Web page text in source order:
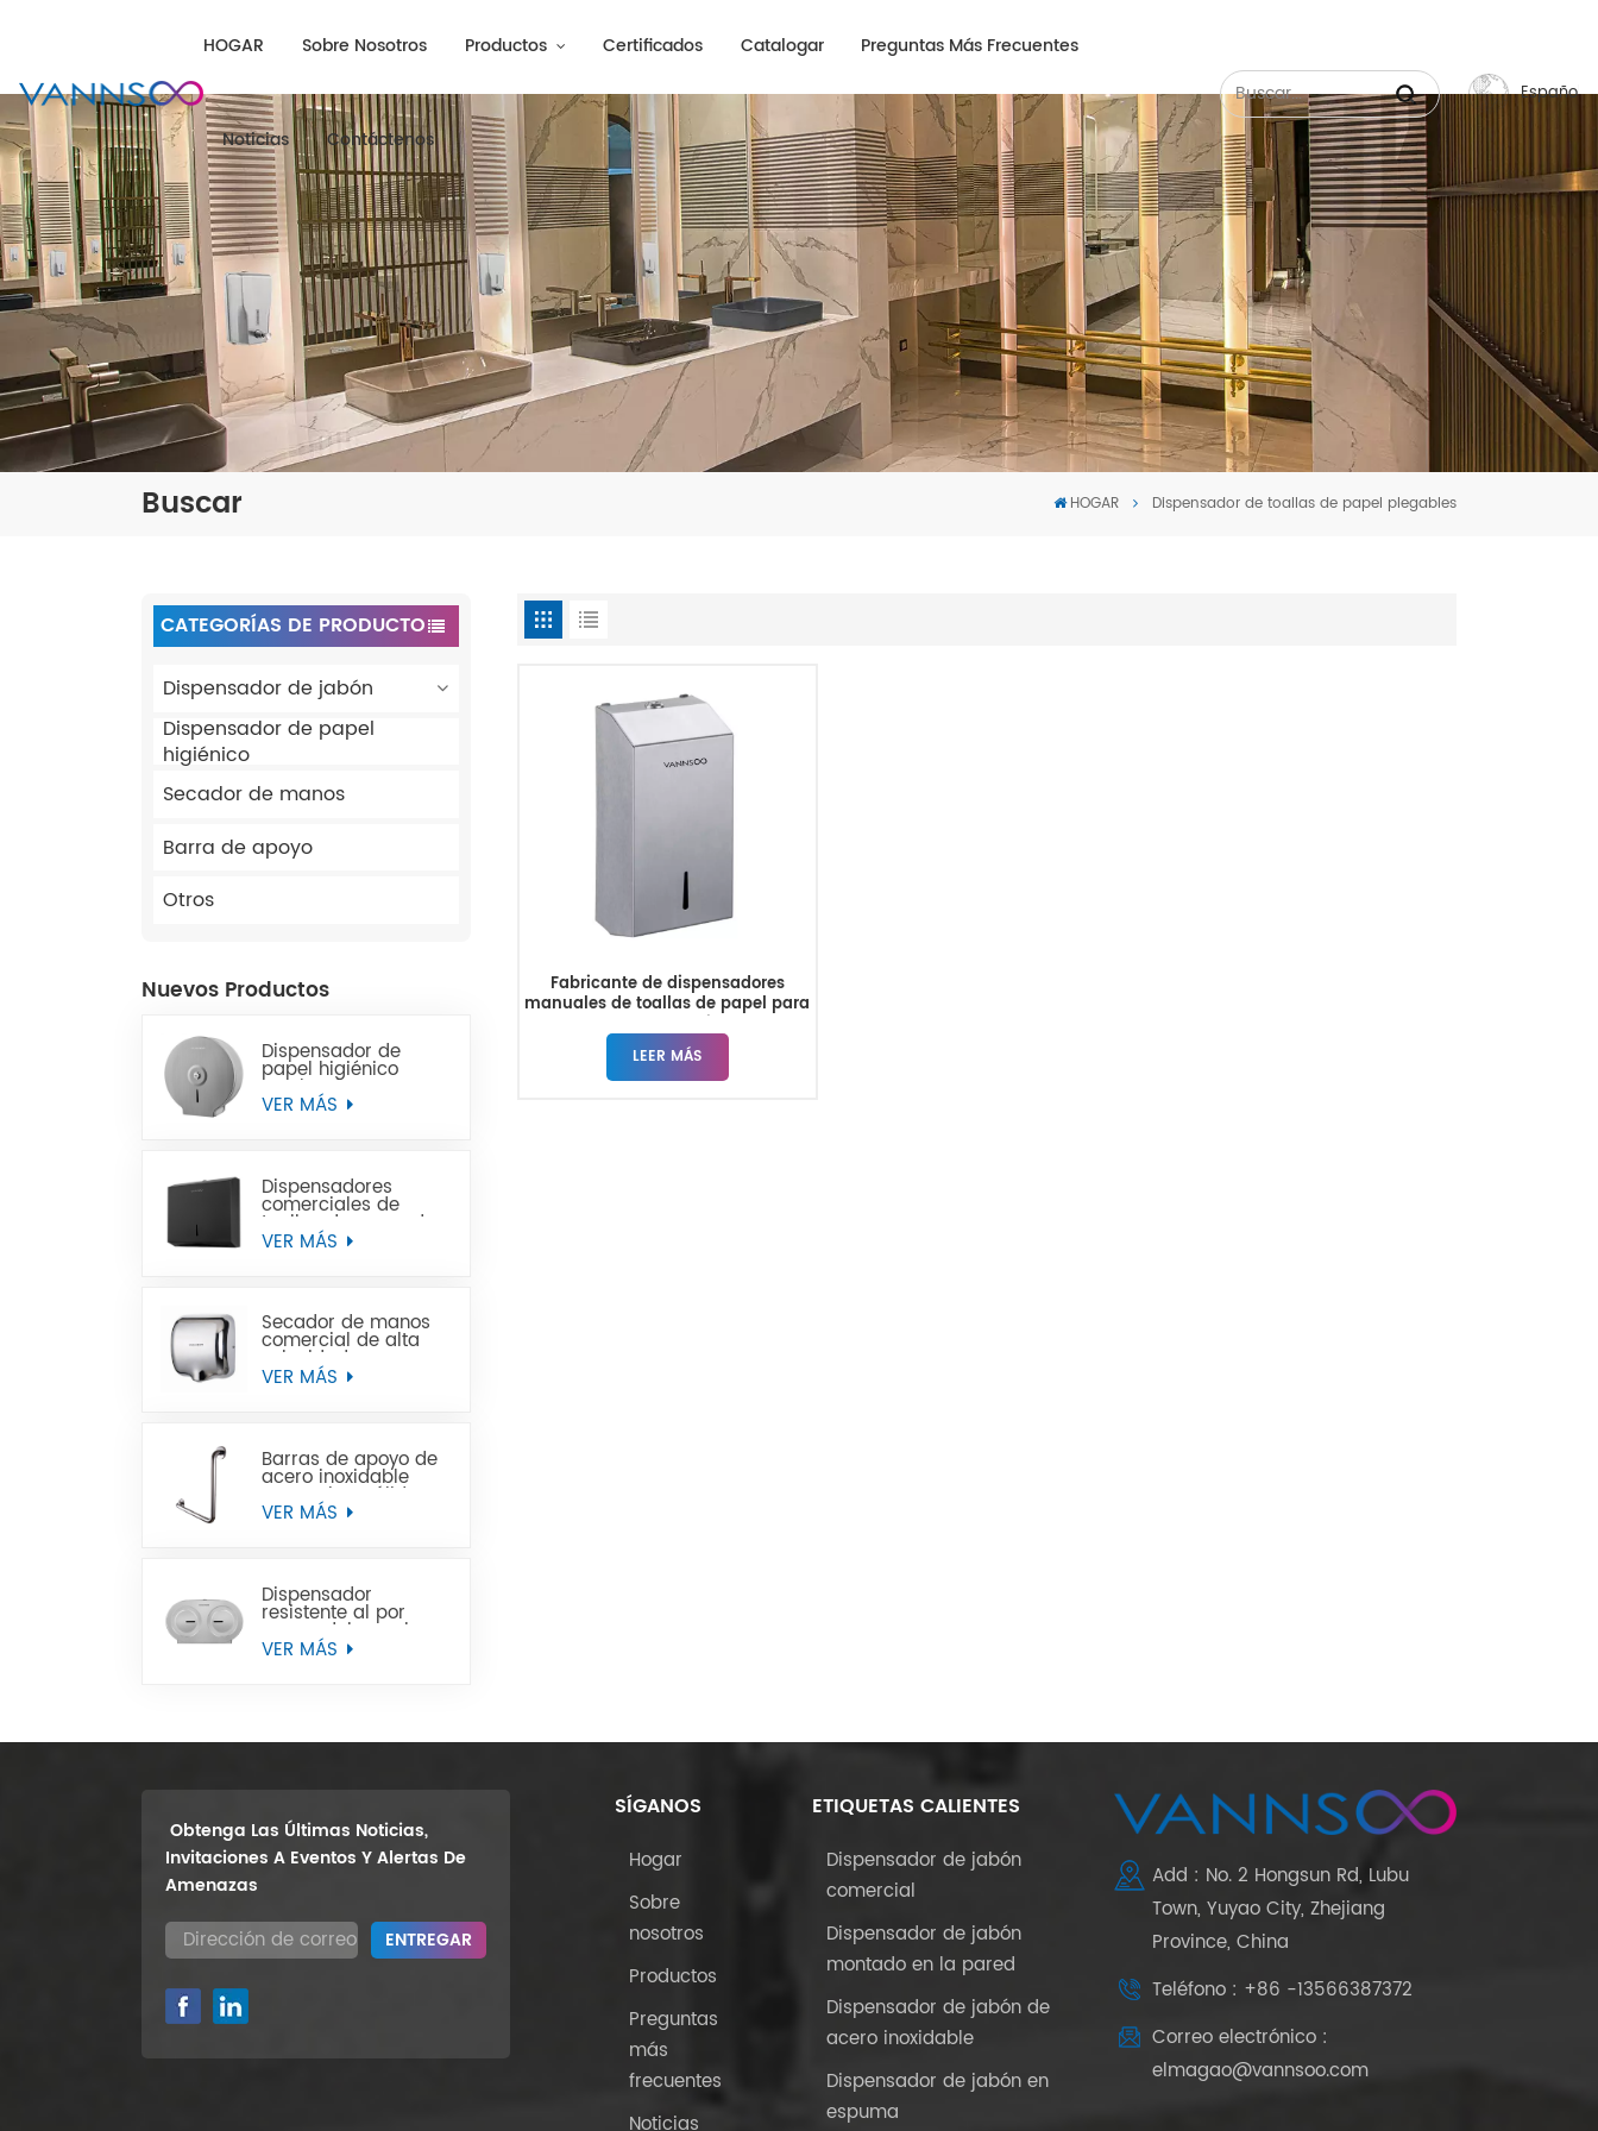
HOGAR Sobre Nosotros Productos Certificados Catalogar Preguntas Más Frecuentes
Noticias Contáctenos
Español
English
Русский
Español
中文
Buscar HOGAR Dispensador de toallas de papel plegables
CATEGORÍAS DE PRODUCTO
Dispensador de jabón
Dispensador de papel
higiénico
Secador de manos
Barra de apoyo
Otros
Nuevos Productos
Dispensador de
papel higiénico
Jumbo de acero
inoxidable para
VER MÁS
Dispensadores
comerciales de
toallas de mano de
papel negro de
VER MÁS
Secador de manos
comercial de alta
velocidad para
baños
VER MÁS
Barras de apoyo de
acero inoxidable
para minusválidos
VER MÁS
Dispensador
resistente al por
mayor del papel
higiénico del rollo
VER MÁS
Fabricante de dispensadores
manuales de toallas de papel para
LEER MÁS
Obtenga Las Últimas Noticias,
Invitaciones A Eventos Y Alertas De
Amenazas
SÍGANOS
Hogar
Sobre
nosotros
Productos
Preguntas
más
frecuentes
Noticias
ETIQUETAS CALIENTES
Dispensador de jabón
comercial
Dispensador de jabón
montado en la pared
Dispensador de jabón de
acero inoxidable
Dispensador de jabón en
espuma
Add : No. 2 Hongsun Rd, Lubu
Town, Yuyao City, Zhejiang
Province, China
Teléfono : +86 -13566387372
Correo electrónico :
elmagao@vannsoo.com